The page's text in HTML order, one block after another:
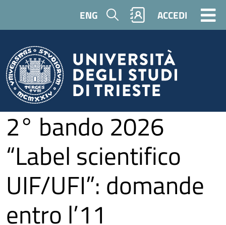
ENG Cerca ACCEDI
2° bando 2026
“Label scientifico
UIF/UFI”: domande
entro l’11